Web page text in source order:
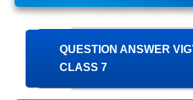
QUESTION ANSWER
CLASS 7